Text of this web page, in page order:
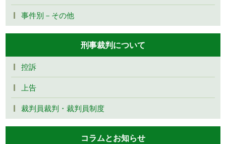
事件別－その他
刑事裁判について
控訴
上告
裁判員裁判・裁判員制度
コラムとお知らせ